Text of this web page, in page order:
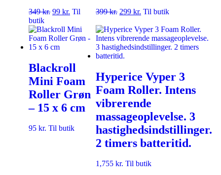
349kr. 99 kr. Til
butik
399kr. 299 kr. Til butik
Blackroll
Mini Foam
Roller Grøn
– 15 x 6 cm
95 kr. Til butik
Hyperice Vyper 3
Foam Roller. Intens
vibrerende
massageoplevelse. 3
hastighedsindstillinger.
2 timers batteritid.
1,755 kr. Til butik